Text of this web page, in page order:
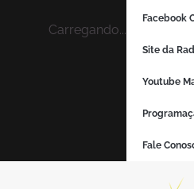
Carregando...
Facebook
Site da
Youtube
Fale